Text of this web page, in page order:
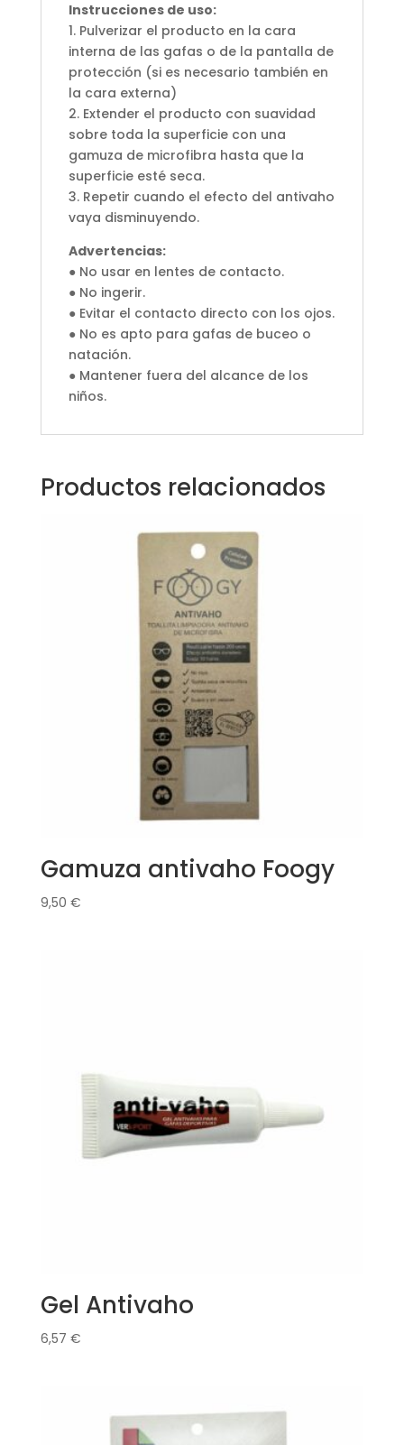
Instrucciones de uso:
1. Pulverizar el producto en la cara
interna de las gafas o de la pantalla de
protección (si es necesario también en
la cara externa)
2. Extender el producto con suavidad
sobre toda la superficie con una
gamuza de microfibra hasta que la
superficie esté seca.
3. Repetir cuando el efecto del antivaho
vaya disminuyendo.
Advertencias:
● No usar en lentes de contacto.
● No ingerir.
● Evitar el contacto directo con los ojos.
● No es apto para gafas de buceo o
natación.
● Mantener fuera del alcance de los
niños.
Productos relacionados
Gamuza antivaho Foogy
9,50 €
Gel Antivaho
6,57 €